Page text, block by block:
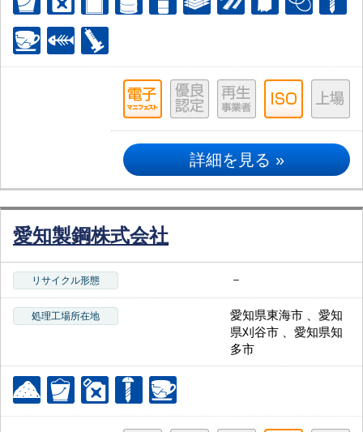
詳細を見る »
愛知製鋼株式会社
リサイクル形態 －
処理工場所在地
愛知県東海市 、愛知
県刈谷市 、愛知県知
多市